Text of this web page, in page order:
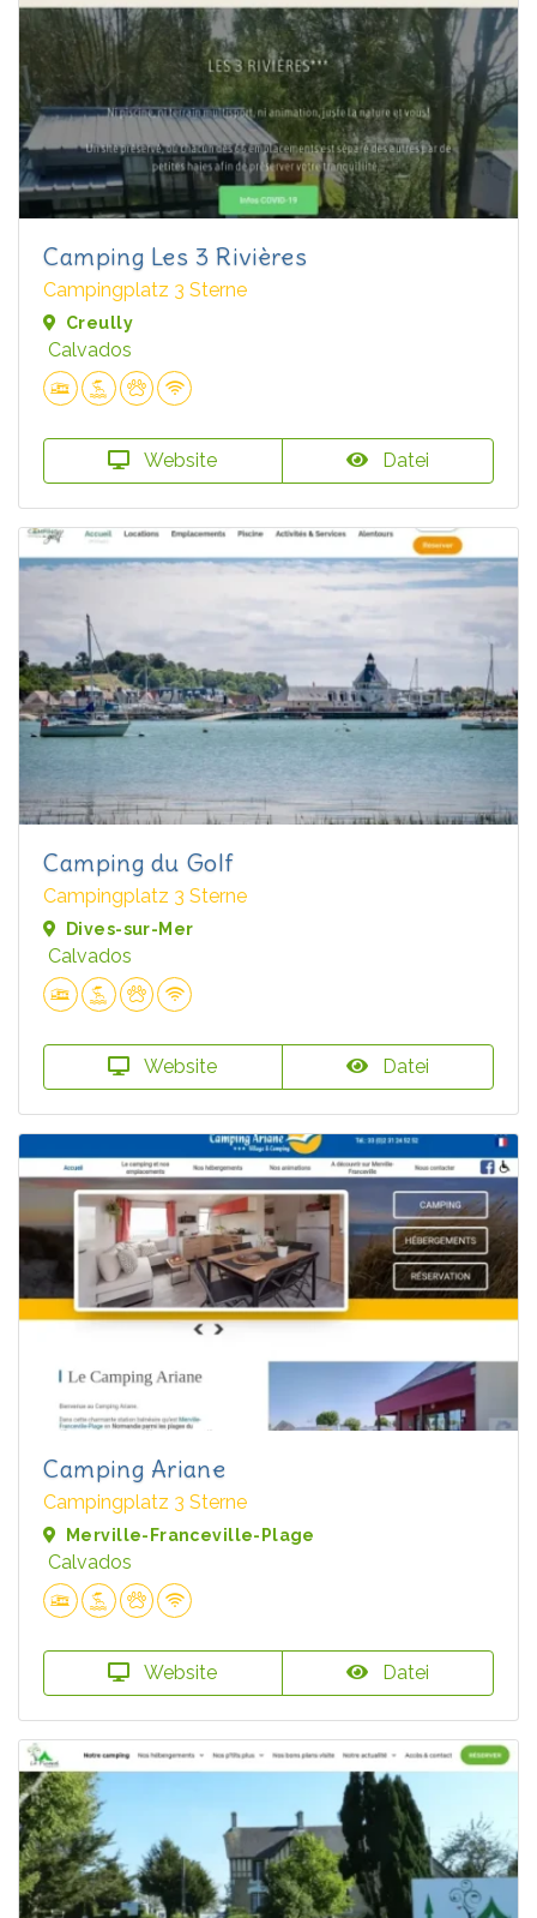
Camping Les 3 Rivières
Campingplatz 3 Sterne
Creully
Calvados
Website Datei
Camping du Golf
Campingplatz 3 Sterne
Dives-sur-Mer
Calvados
Website Datei
Camping Ariane
Campingplatz 3 Sterne
Merville-Franceville-Plage
Calvados
Website Datei